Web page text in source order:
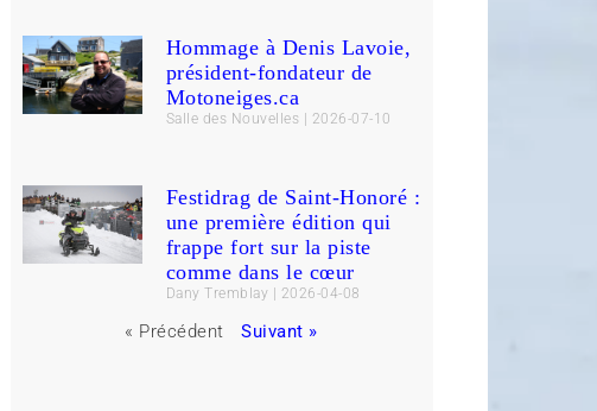
Hommage à Denis Lavoie,
président-fondateur de
Motoneiges.ca
Salle des Nouvelles 2026-07-10
Festidrag de Saint-Honoré :
une première édition qui
frappe fort sur la piste
comme dans le cœur
Dany Tremblay 2026-04-08
« Précédent Suivant »